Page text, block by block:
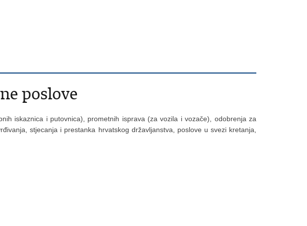
poslove
iskaznica i putovnica), prometnih isprava (za vozila i vozače), odobrenja za
stjecanja i prestanka hrvatskog državljanstva, poslove u svezi kretanja,